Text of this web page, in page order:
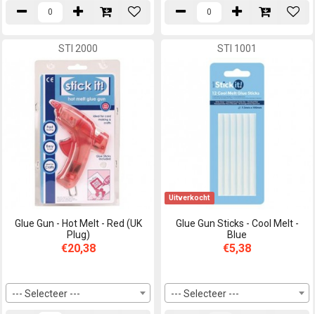
STI 2000
Glue Gun - Hot Melt - Red (UK
Plug)
€20,38
--- Selecteer ---
STI 1001
Uitverkocht
Glue Gun Sticks - Cool Melt -
Blue
€5,38
--- Selecteer ---